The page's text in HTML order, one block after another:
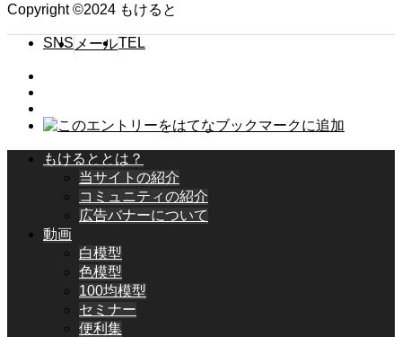
Copyright ©2024 もけると
SNS メールTEL
もけるととは？
当サイトの紹介
コミュニティの紹介
広告バナーについて
動画
白模型
色模型
100均模型
セミナー
便利集